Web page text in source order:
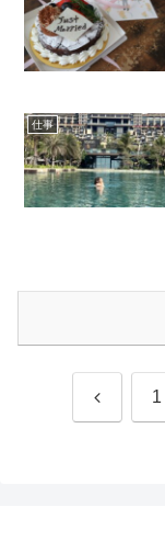
仕事
前 1